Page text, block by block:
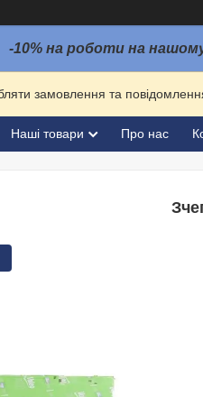
-10% на роботи на
замовлення та
Наші товари Про нас